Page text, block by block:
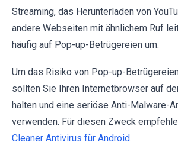
Streaming, das Herunterladen von
andere Webseiten mit ähnlichem Ruf
häufig auf Pop-up-Betrügereien um.
Um das Risiko von Pop-up-
sollten Sie Ihren Internetbrowser auf
halten und eine seriöse Anti-Malware-
verwenden. Für diesen Zweck
Cleaner Antivirus für Android.